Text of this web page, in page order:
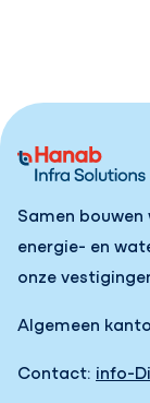
Samen
energie- en
onze
Algemeen
Contact: info-